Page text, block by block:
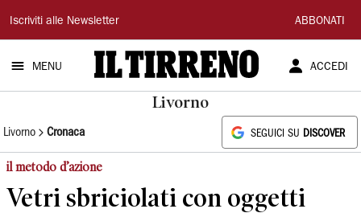
Il
Tirreno
Iscriviti alle Newsletter ABBONATI
MENU ACCEDI
Livorno
Livorno Cronaca SEGUICI SU DISCOVER
il metodo d’azione
Vetri sbriciolati con oggetti